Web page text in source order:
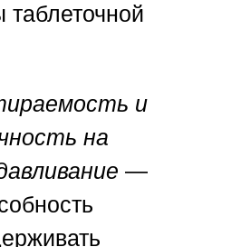
таблеточной
и
на
—